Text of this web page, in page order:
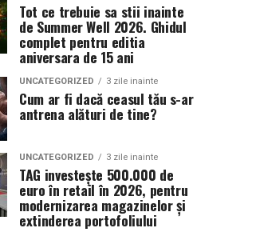
Tot ce trebuie sa stii inainte
de Summer Well 2026. Ghidul
complet pentru editia
aniversara de 15 ani
UNCATEGORIZED 3 zile inainte
Cum ar fi dacă ceasul tău s-ar
antrena alături de tine?
UNCATEGORIZED 3 zile inainte
TAG investește 500.000 de
euro în retail în 2026, pentru
modernizarea magazinelor și
extinderea portofoliului